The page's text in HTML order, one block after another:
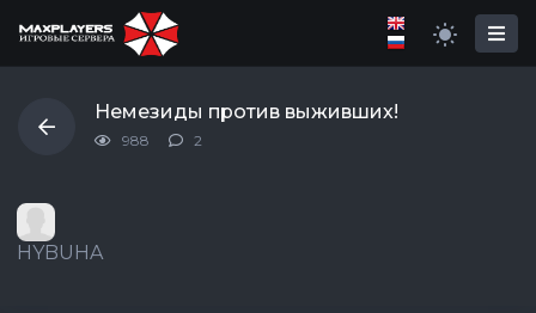
Немезиды против выживших!
988 2
HYBUHA